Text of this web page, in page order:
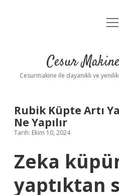
Yasal
Cesur
Cesurmakine ile dayanıklı ve
Rubik Küpte Artı
Ne Yapılır
Tarih: Ekim 10, 2024
Zeka
yaptıktan